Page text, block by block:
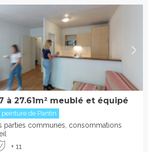
à 27.61m² meublé et équipé
de Pantin
parties communes, consommations
+ 11